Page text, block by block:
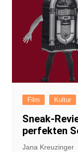
Film Kultur
Sneak-
perfekten
Jana Kreuzinger